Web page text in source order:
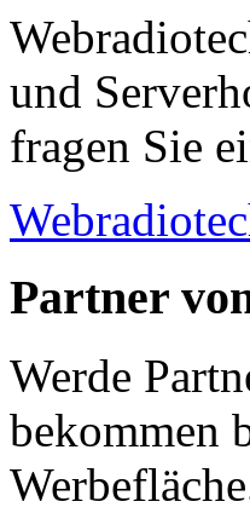
und
fragen Sie
Partner
Werde
bekommen